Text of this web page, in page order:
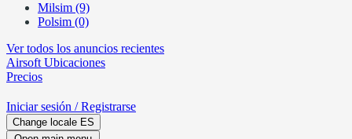
Milsim (9)
Polsim (0)
Ver todos los anuncios recientes
Airsoft Ubicaciones
Precios
Iniciar sesión / Registrarse
Change locale ES